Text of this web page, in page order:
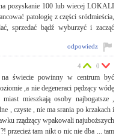
pozyskanie 100 lub wiecej LOKALI
patologię z części sródmieścia,
sprzedać bądź wyburzyć i zacząć
odpowiedz
świecie powinny w centrum być
,a nie degeneraci pędzący wódę
mieszkają osoby najbogatsze ,
, czyste , nie ma srania po krzakach i
rządzący wpakowali najuboższych
przecież tam nikt o nic nie dba ... tam
4 0